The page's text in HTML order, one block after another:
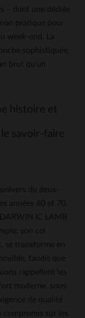
– dont une dédiée
pratique pour
week-end. La
sophistiquée,
brut qu'un
histoire et
savoir-faire
du deux-
années 60 et 70,
IC LAMB
son col
se transforme en
tandis que
rappellent les
moderne. sous
de qualité
compromis sur les